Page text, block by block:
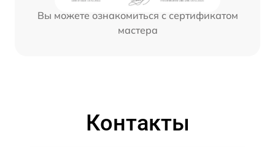
Вы можете ознакомиться с сертификатом
мастера
Контакты